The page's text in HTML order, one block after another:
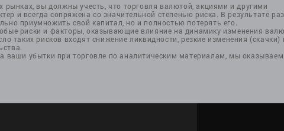
вы должны учесть, что торговля валютой, акциями и другими
и всегда сопряжена со значительной степенью риска. В результате
приумножить свой капитал, но и полностью потерять его.
риски и факторы, оказывающие влияние на динамику изменения
таких рисков входят снижение ликвидности, резкие изменения (скачки)
ваши убытки при торговле по аналитическим материалам, мы оказываем